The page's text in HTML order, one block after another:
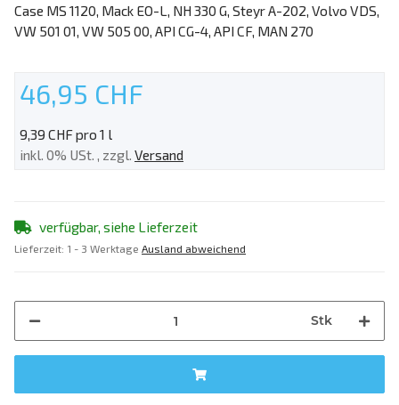
Case MS 1120, Mack EO-L, NH 330 G, Steyr A-202, Volvo VDS,
VW 501 01, VW 505 00, API CG-4, API CF, MAN 270
46,95 CHF
9,39 CHF pro 1 l
inkl. 0% USt. , zzgl. Versand
verfügbar, siehe Lieferzeit
Lieferzeit: 1 - 3 Werktage Ausland abweichend
Stk